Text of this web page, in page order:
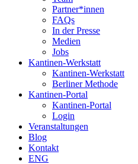
Partner*innen
FAQs
In der Presse
Medien
Jobs
Kantinen-Werkstatt
Kantinen-Werkstatt
Berliner Methode
Kantinen-Portal
Kantinen-Portal
Login
Veranstaltungen
Blog
Kontakt
ENG